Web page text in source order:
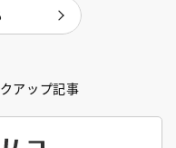
アップ記事